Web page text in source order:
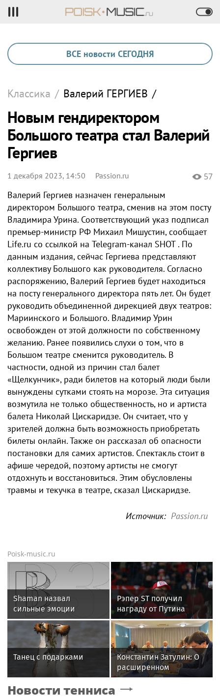
ВСЕ новости СЕГОДНЯ
Классика / Валерий ГЕРГИЕВ /
Новым гендиректором
Большого театра стал Валерий
Гергиев
1 декабря 2023, 14:50 Passion.ru 57
Валерий Гергиев назначен генеральным
директором Большого театра, сменив на этом посту
Владимира Урина. Соответствующий указ подписал
премьер-министр РФ Михаил Мишустин, сообщает
Life.ru со ссылкой на Telegram-канал SHOT . По
данным издания, сейчас Гергиева представляют
коллективу Большого как руководителя. Согласно
распоряжению, Валерий Гергиев будет находиться
на посту генерального директора пять лет. Он будет
руководить объединенной дирекцией двух театров:
Мариинского и Большого. Владимир Урин
освобожден от этой должности по собственному
желанию. Ранее появились слухи о том, что в
Большом театре сменится руководитель. В
частности, одной из причин стал балет
«Щелкунчик», ради билетов на который люди были
вынуждены сутками стоять на морозе. Эта ситуация
возмутила не только общественность, но и артиста
балета Николай Цискаридзе. Он считает, что у
зрителей должна быть возможность приобретать
билеты онлайн. Также он рассказал об опасности
постановки для самих артистов. Спектакль стоит в
афише чередой, поэтому артисты не смогут
отдохнуть и восстановиться. Этим обусловлены
травмы и текучка в театре, сказал Цискаридзе.
Источник: Passion.ru
Poisk-music.ru
Shaman назвал
сильные эмоции
поклонников причиной
падения ограждений в
Абакане
Рэпер ST получил
награду от Путина
Танец с подарками
Константин Затулин: О
расширенном
заседании Совета
Международного
Новости тенниса